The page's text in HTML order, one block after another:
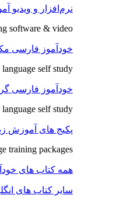
نرم‌افزار و ویدیو
software & video
خودآموز فارسی
self study
خودآموز فارسی
self study
پکیج های آموزش
training packages
همه کتاب های
سایر کتاب های